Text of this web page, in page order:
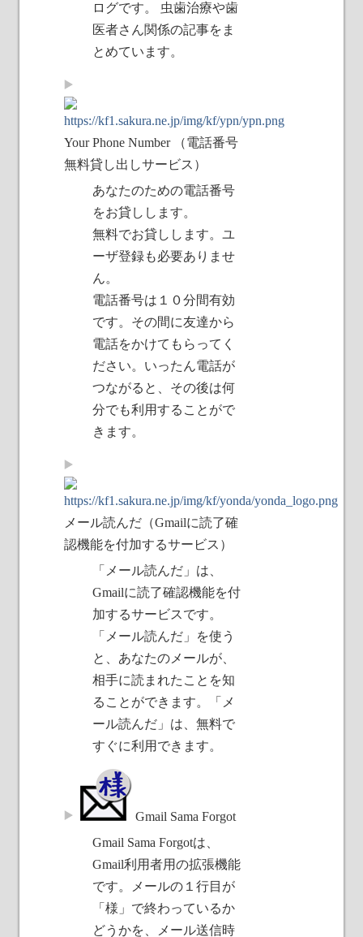
ログです。 虫歯治療や歯
医者さん関係の記事をま
とめています。
Your Phone Number （電話番号
無料貸し出しサービス）
あなたのための電話番号
をお貸しします。
無料でお貸しします。ユ
ーザ登録も必要ありませ
ん。
電話番号は１０分間有効
です。その間に友達から
電話をかけてもらってく
ださい。いったん電話が
つながると、その後は何
分でも利用することがで
きます。
メール読んだ（Gmailに読了確
認機能を付加するサービス）
「メール読んだ」は、
Gmailに読了確認機能を付
加するサービスです。
「メール読んだ」を使う
と、あなたのメールが、
相手に読まれたことを知
ることができます。「メ
ール読んだ」は、無料で
すぐに利用できます。
Gmail Sama Forgot
Gmail Sama Forgotは、
Gmail利用者用の拡張機能
です。メールの１行目が
「様」で終わっているか
どうかを、メール送信時